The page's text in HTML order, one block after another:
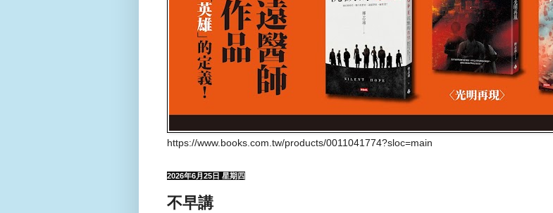
https://www.books.com.tw/products/0011041774?sloc=main
2026年6月25日 星期四
不早講